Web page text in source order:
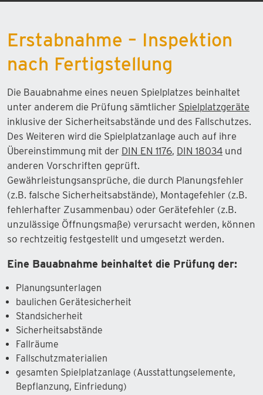
Erstabnahme – Inspektion
nach Fertigstellung
Die Bauabnahme eines neuen Spielplatzes beinhaltet
unter anderem die Prüfung sämtlicher Spielplatzgeräte
inklusive der Sicherheitsabstände und des Fallschutzes.
Des Weiteren wird die Spielplatzanlage auch auf ihre
Übereinstimmung mit der DIN EN 1176, DIN 18034 und
anderen Vorschriften geprüft.
Gewährleistungsansprüche, die durch Planungsfehler
(z.B. falsche Sicherheitsabstände), Montagefehler (z.B.
fehlerhafter Zusammenbau) oder Gerätefehler (z.B.
unzulässige Öffnungsmaße) verursacht werden, können
so rechtzeitig festgestellt und umgesetzt werden.
Eine Bauabnahme beinhaltet die Prüfung der:
Planungsunterlagen
baulichen Gerätesicherheit
Standsicherheit
Sicherheitsabstände
Fallräume
Fallschutzmaterialien
gesamten Spielplatzanlage (Ausstattungselemente,
Bepflanzung, Einfriedung)